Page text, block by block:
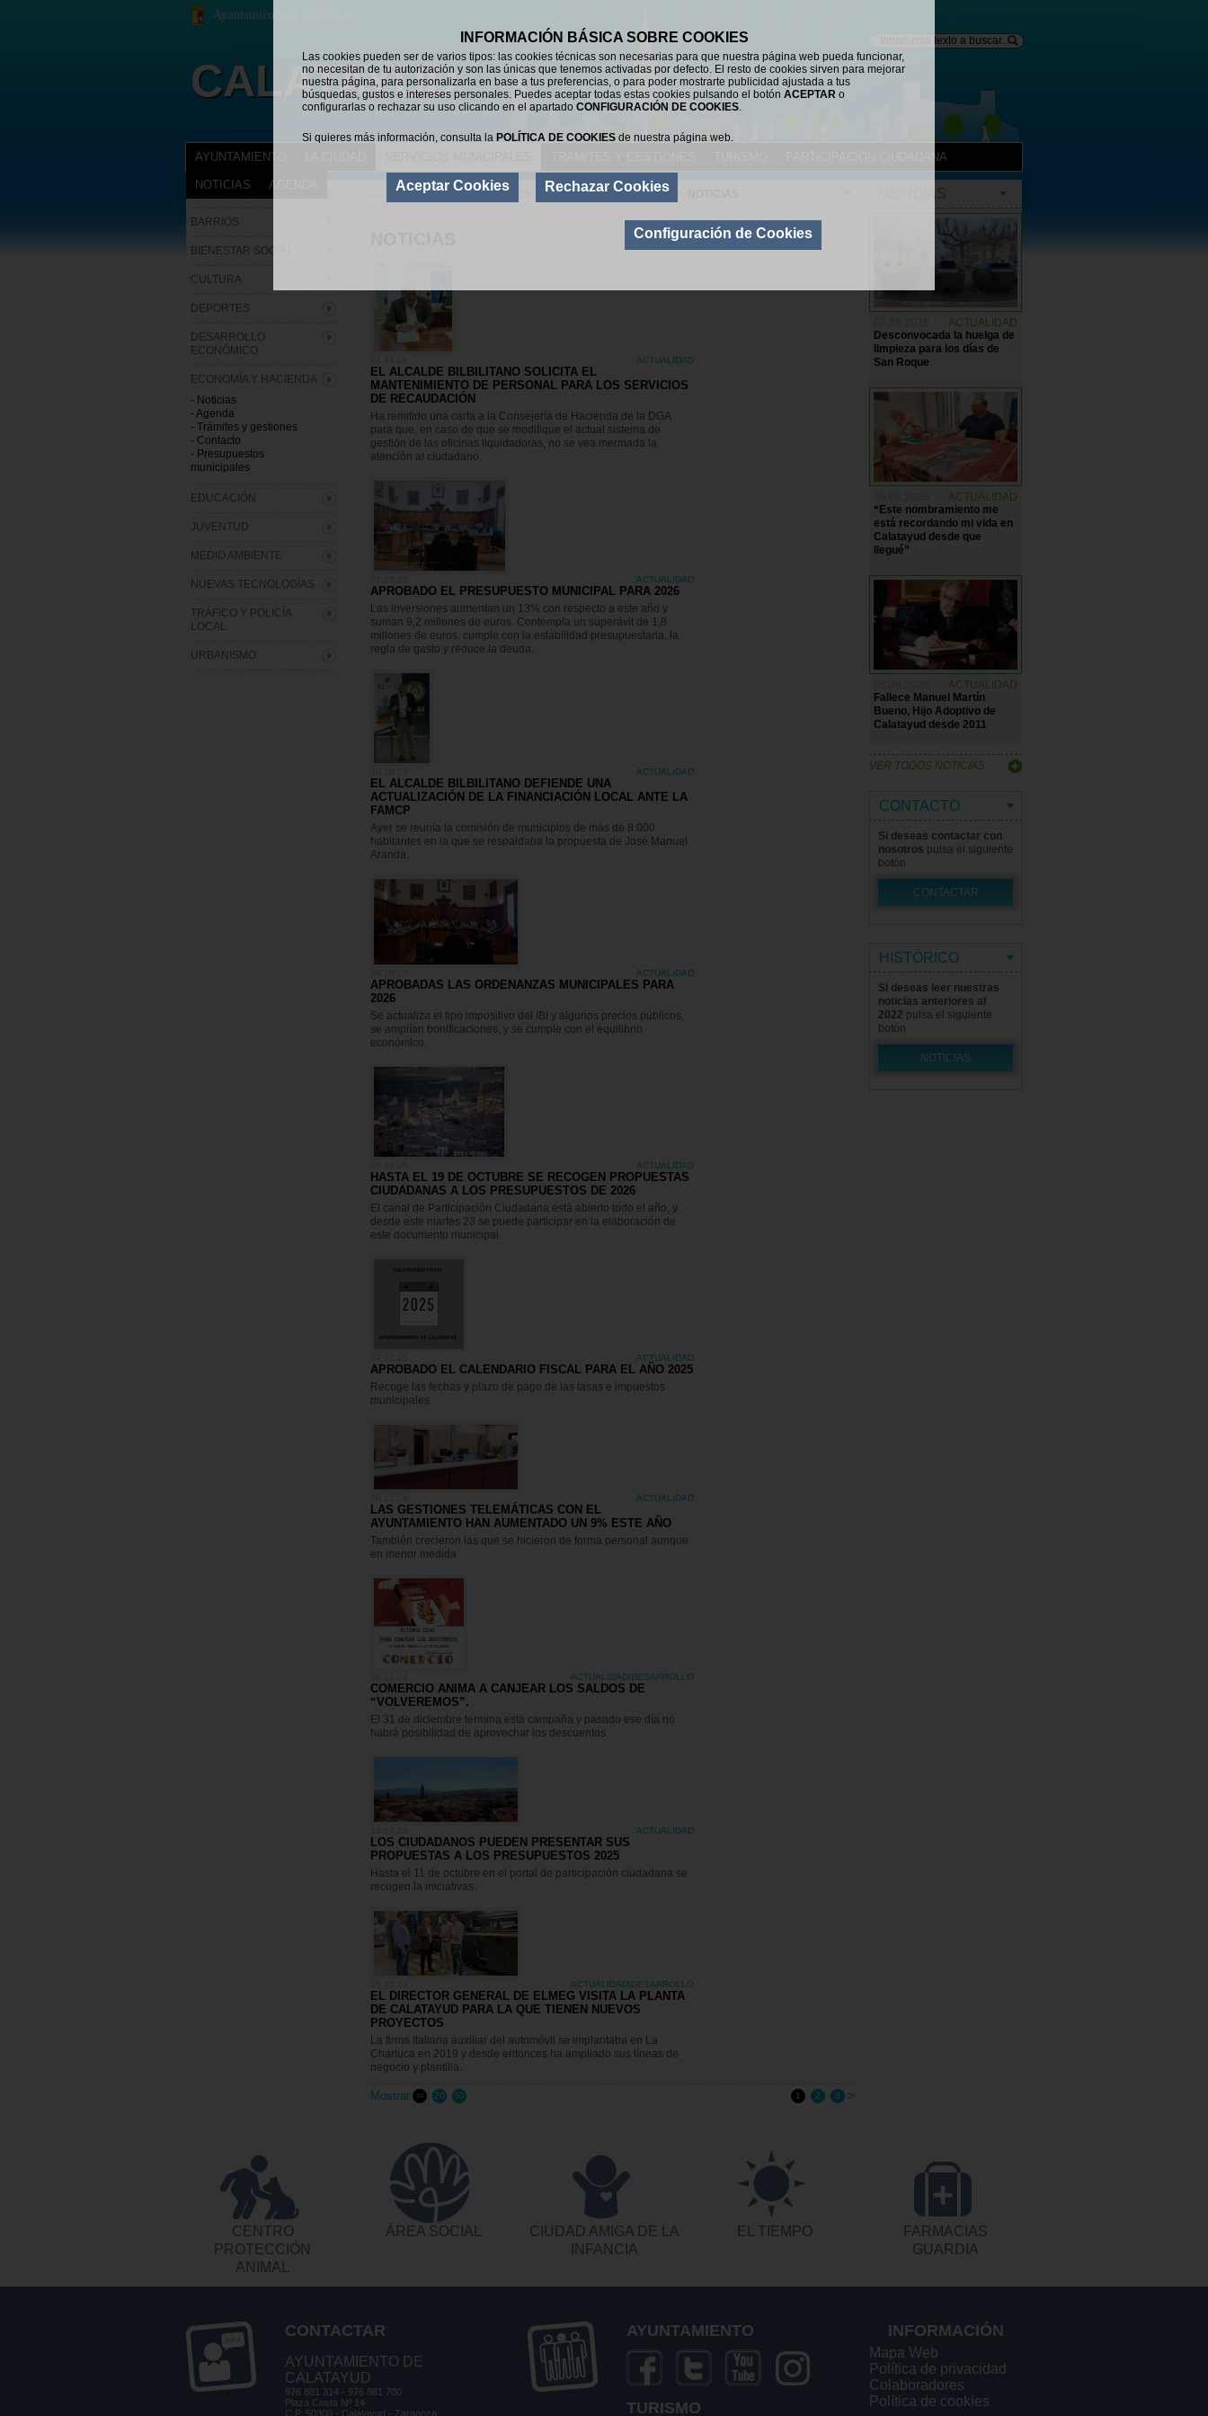
INFORMACIÓN BÁSICA SOBRE COOKIES
Las cookies pueden ser de varios tipos: las cookies técnicas son necesarias para que nuestra página web pueda funcionar,
no necesitan de tu autorización y son las únicas que tenemos activadas por defecto. El resto de cookies sirven para mejorar
nuestra página, para personalizarla en base a tus preferencias, o para poder mostrarte publicidad ajustada a tus
búsquedas, gustos e intereses personales. Puedes aceptar todas estas cookies pulsando el botón ACEPTAR o
configurarlas o rechazar su uso clicando en el apartado CONFIGURACIÓN DE COOKIES.
Si quieres más información, consulta la POLÍTICA DE COOKIES de nuestra página web.
Aceptar Cookies Rechazar Cookies
Configuración de Cookies
ACTUALIDAD
EL ALCALDE BILBILITANO SOLICITA EL
MANTENIMIENTO DE PERSONAL PARA LOS SERVICIOS
DE RECAUDACIÓN
Ha remitido una carta a la Consejería de Hacienda de la DGA
para que, en caso de que se modifique el actual sistema de
gestión de las oficinas liquidadoras, no se vea mermada la
atención al ciudadano.
ACTUALIDAD
APROBADO EL PRESUPUESTO MUNICIPAL PARA 2026
Las inversiones aumentan un 13% con respecto a este año y
suman 9,2 millones de euros. Contempla un superávit de 1,8
millones de euros, cumple con la estabilidad presupuestaria, la
regla de gasto y reduce la deuda.
ACTUALIDAD
EL ALCALDE BILBILITANO DEFIENDE UNA
ACTUALIZACIÓN DE LA FINANCIACIÓN LOCAL ANTE LA
FAMCP
Ayer se reunía la comisión de municipios de más de 8.000
habitantes en la que se respaldaba la propuesta de José Manuel
Aranda.
ACTUALIDAD
APROBADAS LAS ORDENANZAS MUNICIPALES PARA
2026
Se actualiza el tipo impositivo del IBI y algunos precios públicos,
se amplían bonificaciones, y se cumple con el equilibrio
económico.
ACTUALIDAD
HASTA EL 19 DE OCTUBRE SE RECOGEN PROPUESTAS
CIUDADANAS A LOS PRESUPUESTOS DE 2026
El canal de Participación Ciudadana está abierto todo el año, y
desde este martes 23 se puede participar en la elaboración de
este documento municipal.
ACTUALIDAD
APROBADO EL CALENDARIO FISCAL PARA EL AÑO 2025
Recoge las fechas y plazo de pago de las tasas e impuestos
municipales
ACTUALIDAD
LAS GESTIONES TELEMÁTICAS CON EL
AYUNTAMIENTO HAN AUMENTADO UN 9% ESTE AÑO
También crecieron las que se hicieron de forma personal aunque
en menor medida
DESARROLLO
|
ACTUALIDAD
COMERCIO ANIMA A CANJEAR LOS SALDOS DE
“VOLVEREMOS”.
El 31 de diciembre termina esta campaña y pasado ese día no
habrá posibilidad de aprovechar los descuentos.
ACTUALIDAD
LOS CIUDADANOS PUEDEN PRESENTAR SUS
PROPUESTAS A LOS PRESUPUESTOS 2025
Hasta el 11 de octubre en el portal de participación ciudadana se
recogen la iniciativas.
DESARROLLO
|
ACTUALIDAD
EL DIRECTOR GENERAL DE ELMEG VISITA LA PLANTA
DE CALATAYUD PARA LA QUE TIENEN NUEVOS
PROYECTOS
La firma Italiana auxiliar del automóvil se implantaba en La
Charluca en 2019 y desde entonces ha ampliado sus líneas de
negocio y plantilla.
Mostrar 10 20 30 1 2 3 >
Estás en:SERVICIOS MUNICIPALES ECONOMÍA Y HACIENDA
BARRIOS
BIENESTAR SOCIAL
CULTURA
DEPORTES
DESARROLLO
ECONÓMICO
ECONOMÍA Y HACIENDA
- Noticias
- Agenda
- Trámites y gestiones
- Contacto
- Presupuestos
municipales
EDUCACIÓN
JUVENTUD
MEDIO AMBIENTE
NUEVAS TECNOLOGÍAS
TRÁFICO Y POLICÍA
LOCAL
URBANISMO
NOTICIAS
ACTUALIDAD
Desconvocada la huelga de
limpieza para los días de
San Roque
ACTUALIDAD
“Este nombramiento me
está recordando mi vida en
Calatayud desde que
llegué”
ACTUALIDAD
Fallece Manuel Martín
Bueno, Hijo Adoptivo de
Calatayud desde 2011
VER TODOS NOTICIAS
CONTACTO
Si deseas contactar con
nosotros pulsa el siguiente
botón
CONTACTAR
HISTÓRICO
Si deseas leer nuestras
noticias anteriores al
2022 pulsa el siguiente
botón
NOTICIAS
AYUNTAMIENTO PARTICIPACIÓN CIUDADANA
NOTICIAS AGENDA
Ayuntamiento de Calatayud
CALATAYUD
CENTRO
PROTECCIÓN
ANIMAL
ÁREA SOCIAL
CIUDAD AMIGA DE LA
INFANCIA
EL TIEMPO
FARMACIAS
GUARDIA
CONTACTAR
AYUNTAMIENTO DE
CALATAYUD
976 881 314 - 976 881 700
Plaza Costa Nº 14
C.P. 50300 - Calatayud - Zaragoza
AYUNTAMIENTO
TURISMO
INFORMACIÓN
Mapa Web
Política de privacidad
Colaboradores
Política de cookies